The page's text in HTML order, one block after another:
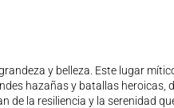
y belleza. Este lugar
hazañas y batallas
la resiliencia y la serenidad